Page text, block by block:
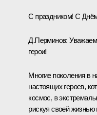
С праздником! С
Д.Перминов:
герои!
Многие поколения в
настоящих героев,
космос, в
рискуя своей